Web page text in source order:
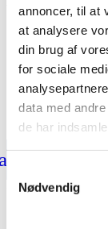
annoncer, til at
at analysere
din brug af
for sociale
data med
de har
Samtykkevalg
Nødvendig
Bliv en del af
Persondata
Bliv en del
Persondata
@2026 korphus